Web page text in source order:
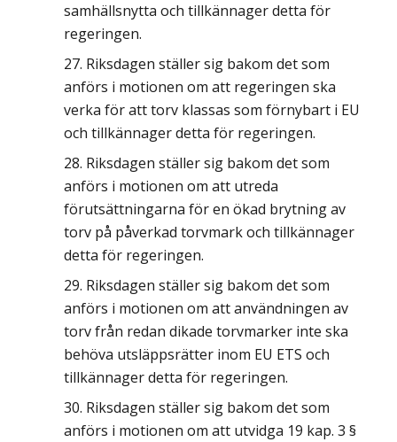
samhällsnytta och tillkännager detta för
regeringen.
Riksdagen ställer sig bakom det som
anförs i motionen om att regeringen ska
verka för att torv klassas som förnybart i EU
och tillkännager detta för regeringen.
Riksdagen ställer sig bakom det som
anförs i motionen om att utreda
förutsättningarna för en ökad brytning av
torv på påverkad torvmark och tillkännager
detta för regeringen.
Riksdagen ställer sig bakom det som
anförs i motionen om att användningen av
torv från redan dikade torvmarker inte ska
behöva utsläppsrätter inom EU ETS och
tillkännager detta för regeringen.
Riksdagen ställer sig bakom det som
anförs i motionen om att utvidga 19 kap. 3 §